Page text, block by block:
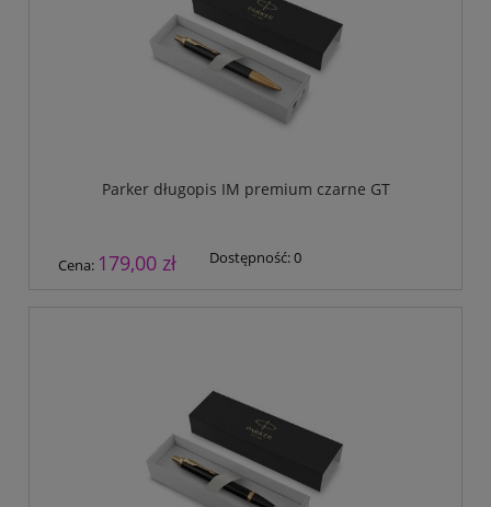
Parker długopis IM premium czarne GT
Cena: 179,00 zł Dostępność:0